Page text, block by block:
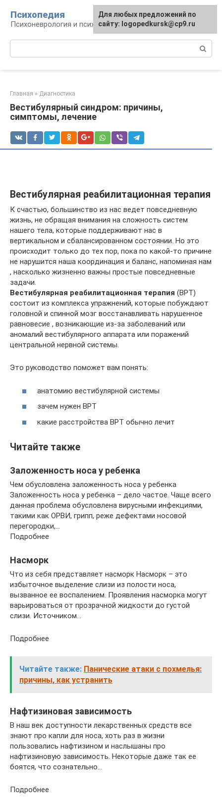
контенту
Психопедия
Психоневрология и психиатрия
Главная » Диагностика
Вестибулярный синдром: причины,
симптомы, лечение
Вестибулярная реабилитационная терапия
К счастью, большинство из нас ведет повседневную
жизнь, не обращая внимания на сложность систем
нашего тела, которые поддерживают нас в
вертикальном и сбалансированном состоянии. Но это
происходит только до тех пор, пока по какой-то причине
не нарушится наша координация и баланс, напоминая нам
, насколько жизненно важны простые повседневные
задачи.
Вестибулярная реабилитационная терапия (ВРТ)
состоит из комплекса упражнений, которые побуждают
головной и спинной мозг восстанавливать нарушенное
равновесие , возникающие из-за заболеваний или
аномалий вестибулярного аппарата или поражений
центральной нервной системы.
Это руководство поможет вам понять:
анатомию вестибулярной системы
зачем нужен ВРТ
какие расстройства ВРТ обычно лечит
Читайте также
Заложенность носа у ребенка
Чем обусловлена заложенность носа у ребенка
Заложенность носа у ребенка – дело частое. Чаще всего
данная проблема обусловлена вирусными инфекциями,
такими как ОРВИ, грипп, реже дефектами носовой
перегородки,…
Подробнее
Насморк
Что из себя представляет насморк Насморк – это
избыточное выделение слизи из полости носа,
вызванное ее воспалением. Проявления насморка могут
варьироваться от прозрачной жидкости до густой
слизи. Источником…
Подробнее
Читайте также: Панические атаки с похмелья:
причины, как устранить
Нафтизиновая зависимость
В наш век доступности лекарственных средств все
знают про капли для носа, хоть раз в жизни
пользовались нафтизином и наслышаны про
нафтизиновую зависимость. Некоторые даже так ее
боятся, что сознательно…
Подробнее
Для любых предложений по
сайту: logopedkursk@cp9.ru